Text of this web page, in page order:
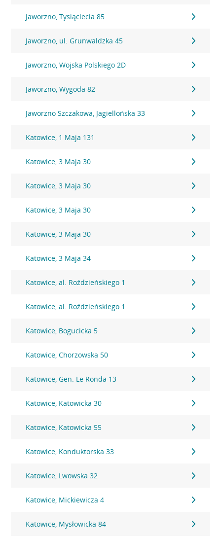
Jaworzno, Tysiąclecia 85
Jaworzno, ul. Grunwaldzka 45
Jaworzno, Wojska Polskiego 2D
Jaworzno, Wygoda 82
Jaworzno Szczakowa, Jagiellońska 33
Katowice, 1 Maja 131
Katowice, 3 Maja 30
Katowice, 3 Maja 30
Katowice, 3 Maja 30
Katowice, 3 Maja 30
Katowice, 3 Maja 34
Katowice, al. Roździeńskiego 1
Katowice, al. Roździeńskiego 1
Katowice, Bogucicka 5
Katowice, Chorzowska 50
Katowice, Gen. Le Ronda 13
Katowice, Katowicka 30
Katowice, Katowicka 55
Katowice, Konduktorska 33
Katowice, Lwowska 32
Katowice, Mickiewicza 4
Katowice, Mysłowicka 84